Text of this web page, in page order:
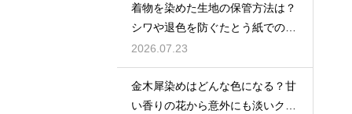
着物を染めた生地の保管方法は？
シワや退色を防ぐたとう紙での保
存術
2026.07.23
金木犀染めはどんな色になる？甘
い香りの花から意外にも淡いクリ